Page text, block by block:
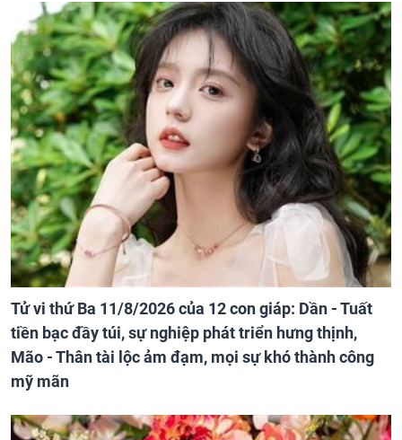
Tử vi thứ Ba 11/8/2026 của 12 con giáp: Dần - Tuất
tiền bạc đầy túi, sự nghiệp phát triển hưng thịnh,
Mão - Thân tài lộc ảm đạm, mọi sự khó thành công
mỹ mãn